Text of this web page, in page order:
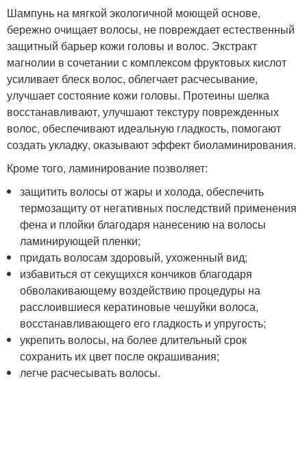
Шампунь на мягкой экологичной моющей основе,
бережно очищает волосы, не повреждает естественный
защитный барьер кожи головы и волос. Экстракт
магнолии в сочетании с комплексом фруктовых кислот
усиливает блеск волос, облегчает расчесывание,
улучшает состояние кожи головы. Протеины шелка
восстанавливают, улучшают текстуру поврежденных
волос, обеспечивают идеальную гладкость, помогают
создать укладку, оказывают эффект биоламинирования.
Кроме того, ламинирование позволяет:
защитить волосы от жары и холода, обеспечить
термозащиту от негативных последствий применения
фена и плойки благодаря нанесению на волосы
ламинирующей пленки;
придать волосам здоровый, ухоженный вид;
избавиться от секущихся кончиков благодаря
обволакивающему воздействию процедуры на
расслоившиеся кератиновые чешуйки волоса,
восстанавливающего его гладкость и упругость;
укрепить волосы, на более длительный срок
сохранить их цвет после окрашивания;
легче расчесывать волосы.